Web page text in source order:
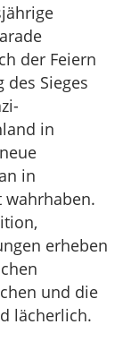
der Feiern
des Sieges
in
in
erheben
und die
lächerlich.